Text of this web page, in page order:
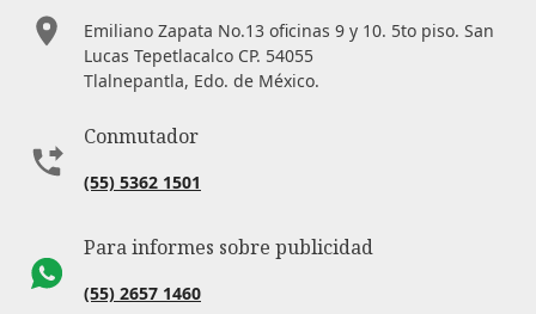
Emiliano Zapata No.13 oficinas 9 y 10. 5to piso. San
Lucas Tepetlacalco CP. 54055
Tlalnepantla, Edo. de México.
Conmutador
(55) 5362 1501
Para informes sobre publicidad
(55) 2657 1460